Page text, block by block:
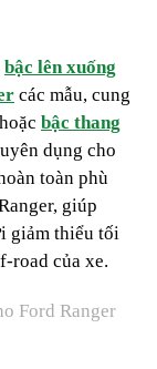
bậc lên xuống
các mẫu, cung
bậc thang
dụng cho
toàn phù
giúp
giảm thiểu tối
road của xe.